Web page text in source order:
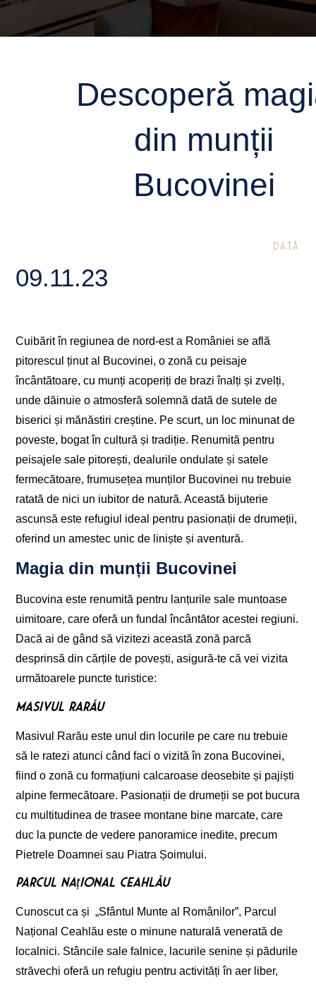
Descoperă
din munții
Bucovinei
DATĂ
09.11.23
Cuibărit în regiunea de nord-est a României se află
pitorescul ținut al Bucovinei, o zonă cu peisaje
încântătoare, cu munți acoperiți de brazi înalți și zvelți,
unde dăinuie o atmosferă solemnă dată de sutele de
biserici și mănăstiri creștine. Pe scurt, un loc minunat de
poveste, bogat în cultură și tradiție. Renumită pentru
peisajele sale pitorești, dealurile ondulate și satele
fermecătoare, frumusețea munților Bucovinei nu trebuie
ratată de nici un iubitor de natură. Această bijuterie
ascunsă este refugiul ideal pentru pasionații de drumeții,
oferind un amestec unic de liniște și aventură.
Magia din munții Bucovinei
Bucovina este renumită pentru lanțurile sale muntoase
uimitoare, care oferă un fundal încântător acestei regiuni.
Dacă ai de gând să vizitezi această zonă parcă
desprinsă din cărțile de povești, asigură-te că vei vizita
următoarele puncte turistice:
Masivul Rarău
Masivul Rarău este unul din locurile pe care nu trebuie
să le ratezi atunci când faci o vizită în zona Bucovinei,
fiind o zonă cu formațiuni calcaroase deosebite și pajiști
alpine fermecătoare. Pasionații de drumeții se pot bucura
cu multitudinea de trasee montane bine marcate, care
duc la puncte de vedere panoramice inedite, precum
Pietrele Doamnei sau Piatra Șoimului.
Parcul Național Ceahlău
Cunoscut ca și „Sfântul Munte al Românilor”, Parcul
Național Ceahlău este o minune naturală venerată de
localnici. Stâncile sale falnice, lacurile senine și pădurile
străvechi oferă un refugiu pentru activități în aer liber,